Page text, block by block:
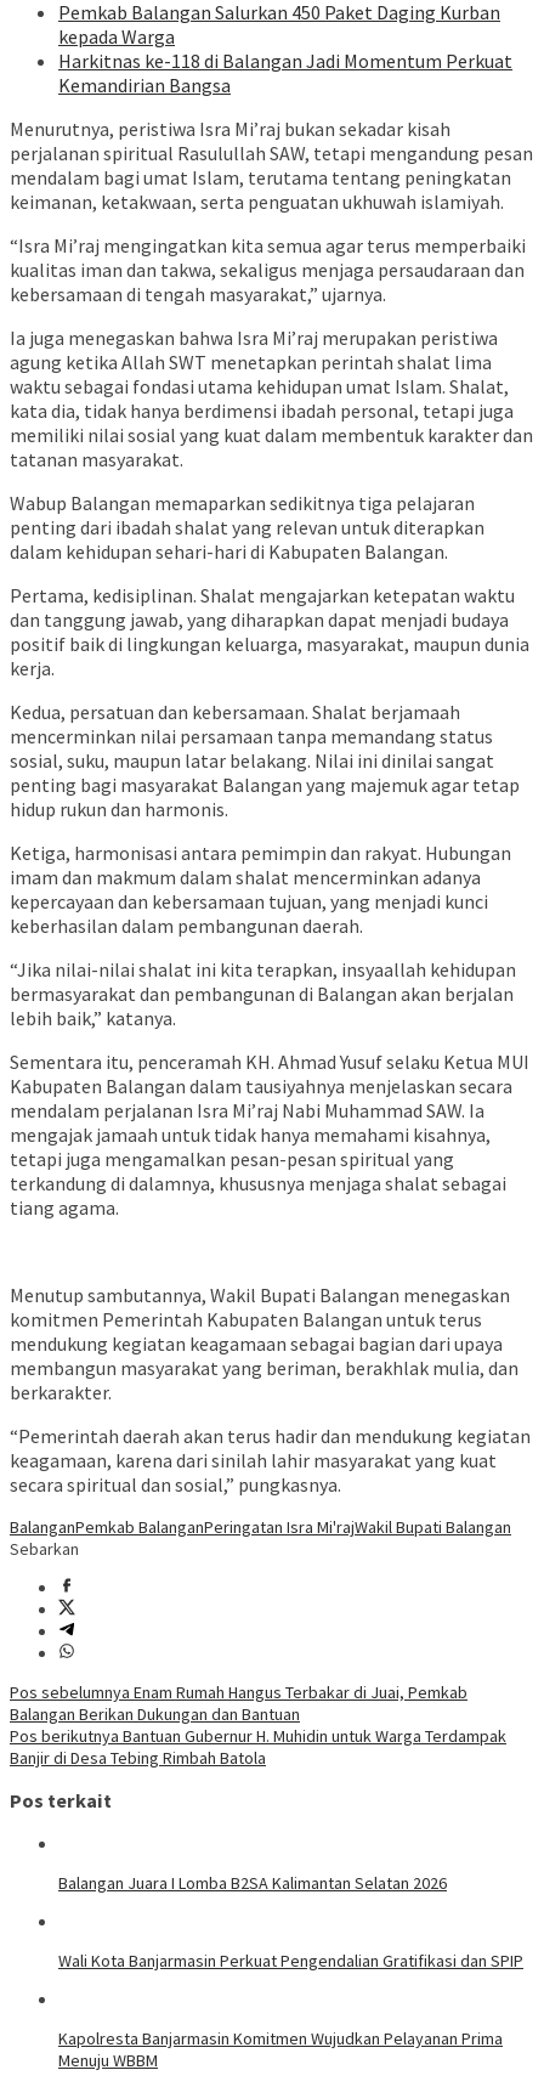
Pemkab Balangan Salurkan 450 Paket Daging Kurban
kepada Warga
Harkitnas ke-118 di Balangan Jadi Momentum Perkuat
Kemandirian Bangsa
Menurutnya, peristiwa Isra Mi’raj bukan sekadar kisah
perjalanan spiritual Rasulullah SAW, tetapi mengandung pesan
mendalam bagi umat Islam, terutama tentang peningkatan
keimanan, ketakwaan, serta penguatan ukhuwah islamiyah.
“Isra Mi’raj mengingatkan kita semua agar terus memperbaiki
kualitas iman dan takwa, sekaligus menjaga persaudaraan dan
kebersamaan di tengah masyarakat,” ujarnya.
Ia juga menegaskan bahwa Isra Mi’raj merupakan peristiwa
agung ketika Allah SWT menetapkan perintah shalat lima
waktu sebagai fondasi utama kehidupan umat Islam. Shalat,
kata dia, tidak hanya berdimensi ibadah personal, tetapi juga
memiliki nilai sosial yang kuat dalam membentuk karakter dan
tatanan masyarakat.
Wabup Balangan memaparkan sedikitnya tiga pelajaran
penting dari ibadah shalat yang relevan untuk diterapkan
dalam kehidupan sehari-hari di Kabupaten Balangan.
Pertama, kedisiplinan. Shalat mengajarkan ketepatan waktu
dan tanggung jawab, yang diharapkan dapat menjadi budaya
positif baik di lingkungan keluarga, masyarakat, maupun dunia
kerja.
Kedua, persatuan dan kebersamaan. Shalat berjamaah
mencerminkan nilai persamaan tanpa memandang status
sosial, suku, maupun latar belakang. Nilai ini dinilai sangat
penting bagi masyarakat Balangan yang majemuk agar tetap
hidup rukun dan harmonis.
Ketiga, harmonisasi antara pemimpin dan rakyat. Hubungan
imam dan makmum dalam shalat mencerminkan adanya
kepercayaan dan kebersamaan tujuan, yang menjadi kunci
keberhasilan dalam pembangunan daerah.
“Jika nilai-nilai shalat ini kita terapkan, insyaallah kehidupan
bermasyarakat dan pembangunan di Balangan akan berjalan
lebih baik,” katanya.
Sementara itu, penceramah KH. Ahmad Yusuf selaku Ketua MUI
Kabupaten Balangan dalam tausiyahnya menjelaskan secara
mendalam perjalanan Isra Mi’raj Nabi Muhammad SAW. Ia
mengajak jamaah untuk tidak hanya memahami kisahnya,
tetapi juga mengamalkan pesan-pesan spiritual yang
terkandung di dalamnya, khususnya menjaga shalat sebagai
tiang agama.
Menutup sambutannya, Wakil Bupati Balangan menegaskan
komitmen Pemerintah Kabupaten Balangan untuk terus
mendukung kegiatan keagamaan sebagai bagian dari upaya
membangun masyarakat yang beriman, berakhlak mulia, dan
berkarakter.
“Pemerintah daerah akan terus hadir dan mendukung kegiatan
keagamaan, karena dari sinilah lahir masyarakat yang kuat
secara spiritual dan sosial,” pungkasnya.
BalanganPemkab BalanganPeringatan Isra Mi'rajWakil Bupati Balangan
Sebarkan
Navigasi
pos
Pos sebelumnya Enam Rumah Hangus Terbakar di Juai, Pemkab
Balangan Berikan Dukungan dan Bantuan
Pos berikutnya Bantuan Gubernur H. Muhidin untuk Warga Terdampak
Banjir di Desa Tebing Rimbah Batola
Pos terkait
Balangan Juara I Lomba B2SA Kalimantan Selatan 2026
Wali Kota Banjarmasin Perkuat Pengendalian Gratifikasi dan SPIP
Kapolresta Banjarmasin Komitmen Wujudkan Pelayanan Prima
Menuju WBBM